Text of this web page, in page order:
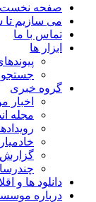
صفحه نخست
می سازیم تا
تماس با ما
ابزار ها
گروه خبری
اخبار
مجله
دانلود ها و
درباره